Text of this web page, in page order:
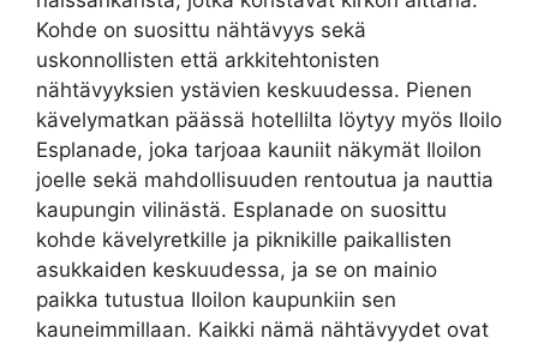
Kohde on suosittu nähtävyys sekä
uskonnollisten että arkkitehtonisten
nähtävyyksien ystävien keskuudessa. Pienen
kävelymatkan päässä hotellilta löytyy myös Iloilo
Esplanade, joka tarjoaa kauniit näkymät Iloilon
joelle sekä mahdollisuuden rentoutua ja nauttia
kaupungin vilinästä. Esplanade on suosittu
kohde kävelyretkille ja piknikille paikallisten
asukkaiden keskuudessa, ja se on mainio
paikka tutustua Iloilon kaupunkiin sen
kauneimmillaan. Kaikki nämä nähtävyydet ovat